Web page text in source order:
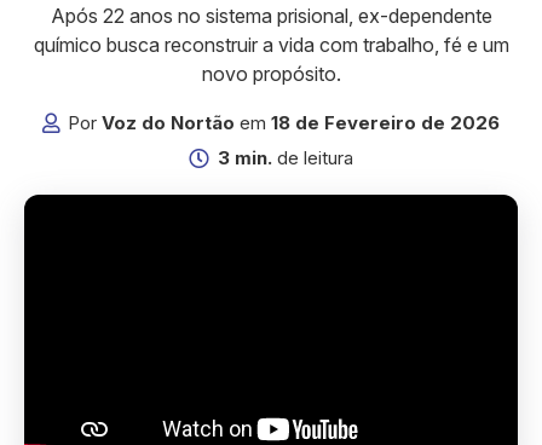
Após 22 anos no sistema prisional, ex-dependente
químico busca reconstruir a vida com trabalho, fé e um
novo propósito.
Por Voz do Nortão em 18 de Fevereiro de 2026
3 min. de leitura